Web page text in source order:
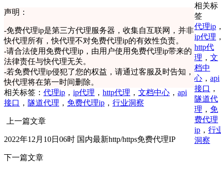
声明：
-免费代理ip是第三方代理服务器，收集自互联网，并非
快代理所有，快代理不对免费代理ip的有效性负责。
-请合法使用免费代理ip，由用户使用免费代理ip带来的
法律责任与快代理无关。
-若免费代理ip侵犯了您的权益，请通过客服及时告知，
快代理将在第一时间删除。
相关标签： 代理ip ， ip代理 ， http代理 ， 文档中心 ， api
接口 ， 隧道代理 ， 免费代理ip ， 行业洞察
上一篇文章
2022年12月10日06时 国内最新http/https免费代理IP
下一篇文章
相关标
签
代理ip
ip代理
http代
理 ， 文
档中
心 ， api
接口 ，
隧道代
理 ， 免
费代理
ip ， 行
洞察